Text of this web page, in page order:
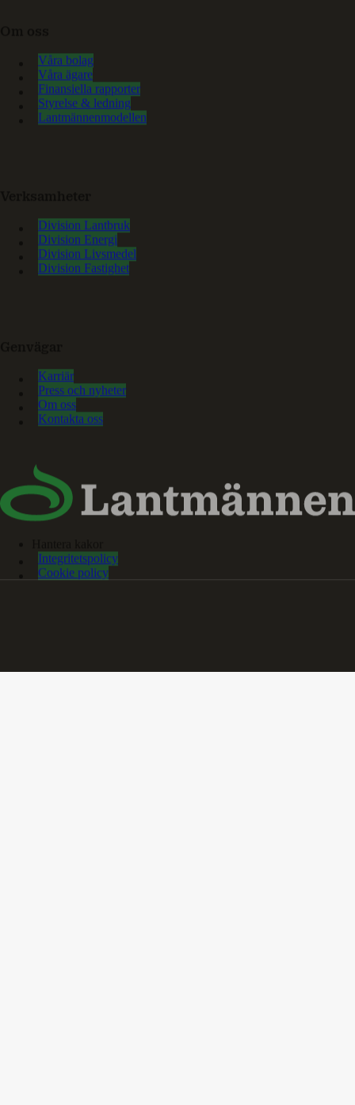
Våra bolag
Våra ägare
Finansiella rapporter
Styrelse & ledning
Lantmännenmodellen
Division Lantbruk
Division Energi
Division Livsmedel
Division Fastighet
Karriär
Press och nyheter
Om oss
Kontakta oss
Integritetspolicy
Cookie policy